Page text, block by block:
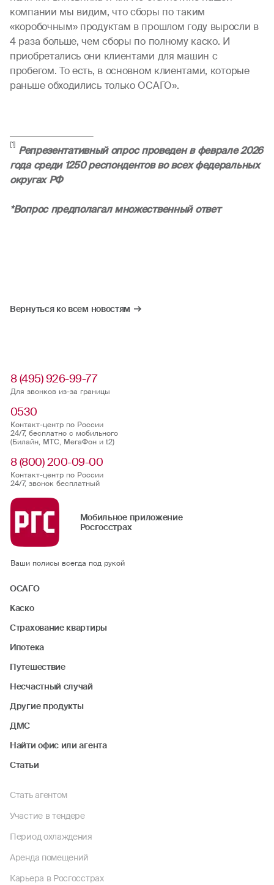
компании мы видим, что сборы по таким
«коробочным» продуктам в прошлом году выросли в
4 раза больше, чем сборы по полному каско. И
приобретались они клиентами для машин с
пробегом. То есть, в основном клиентами, которые
раньше обходились только ОСАГО».
[1] Репрезентативный опрос проведен в феврале 2026
года среди 1250 респондентов во всех федеральных
округах РФ
*Вопрос предполагал множественный ответ
Вернуться ко всем новостям
8 (495) 926-99-77
Для звонков из-за границы
0530
Контакт-центр по России
24/7, бесплатно с мобильного
(Билайн, МТС, МегаФон и t2)
8 (800) 200-09-00
Контакт-центр по России
24/7, звонок бесплатный
Мобильное приложение
Росгосстрах
Ваши полисы всегда под рукой
ОСАГО
Каско
Страхование квартиры
Ипотека
Путешествие
Несчастный случай
Другие продукты
ДМС
Найти офис или агента
Статьи
Стать агентом
Участие в тендере
Период охлаждения
Аренда помещений
Карьера в Росгосстрах